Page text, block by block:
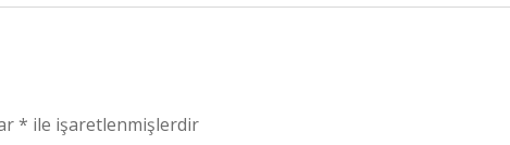
* ile işaretlenmişlerdir